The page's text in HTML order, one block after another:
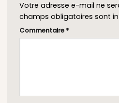
Votre adresse e-mail ne
champs obligatoires sont
Commentaire *